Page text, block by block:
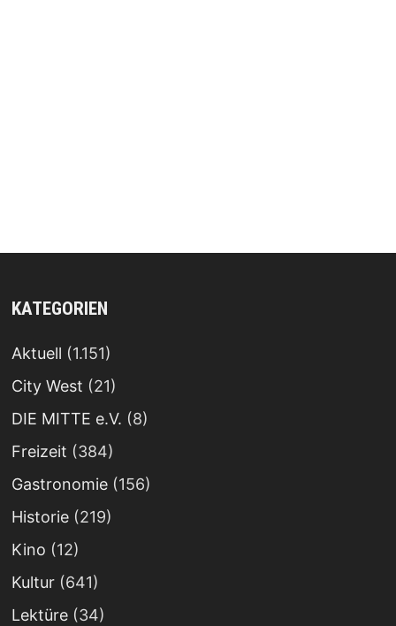
KATEGORIEN
Aktuell (1.151)
City West (21)
DIE MITTE e.V. (8)
Freizeit (384)
Gastronomie(156)
Historie(219)
Kino (12)
Kultur(641)
Lektüre(34)